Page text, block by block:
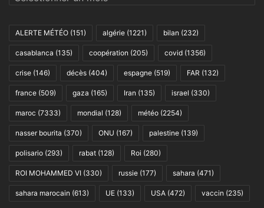
ALERTE MÉTÉO (151) algérie (1221) bilan (232)
casablanca (135) coopération (205) covid (1356)
crise (146) décès (404) espagne (519) FAR (132)
france (509) gaza (165) Iran (135) israel (330)
maroc (7333) mondial (128) météo (2254)
nasser bourita (370) ONU (167) palestine (139)
polisario (293) rabat (128) Roi (280)
ROI MOHAMMED VI (330) russie (177) sahara (471)
sahara marocain (613) UE (133) USA (472) vaccin (235)